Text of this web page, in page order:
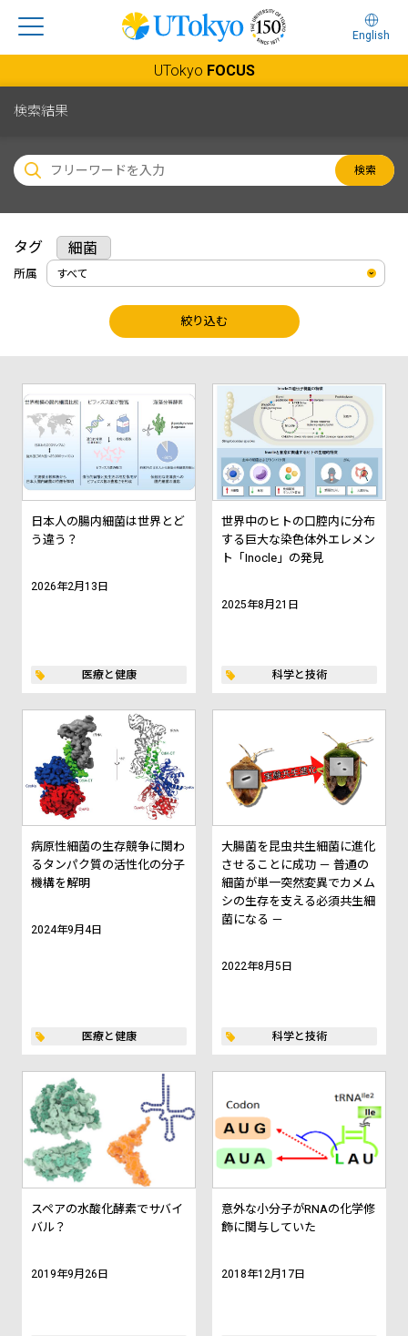
English
UTokyo FOCUS
検索結果
検索
タグ 細菌
所属
絞り込む
日本人の腸内細菌は世界とど
う違う？
2026年2月13日
医療と健康
世界中のヒトの口腔内に分布
する巨大な染色体外エレメン
ト「Inocle」の発見
2025年8月21日
科学と技術
病原性細菌の生存競争に関わ
るタンパク質の活性化の分子
機構を解明
2024年9月4日
医療と健康
大腸菌を昆虫共生細菌に進化
させることに成功 － 普通の
細菌が単一突然変異でカメム
シの生存を支える必須共生細
菌になる －
2022年8月5日
科学と技術
スペアの水酸化酵素でサバイ
バル？
2019年9月26日
意外な小分子がRNAの化学修
飾に関与していた
2018年12月17日